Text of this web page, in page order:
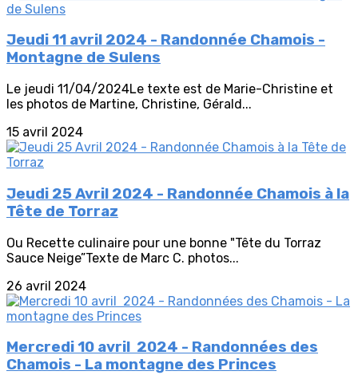
Jeudi 11 avril 2024 - Randonnée Chamois -
Montagne de Sulens
Le jeudi 11/04/2024Le texte est de Marie-Christine et
les photos de Martine, Christine, Gérald...
15 avril 2024
Jeudi 25 Avril 2024 - Randonnée Chamois à la
Tête de Torraz
Ou Recette culinaire pour une bonne "Tête du Torraz
Sauce Neige”Texte de Marc C. photos...
26 avril 2024
Mercredi 10 avril 2024 - Randonnées des
Chamois - La montagne des Princes